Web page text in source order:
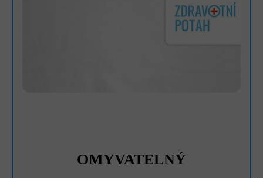
OMYVATELNÝ